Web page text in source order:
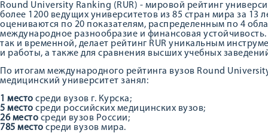
Round University Ranking (RUR) - мировой рейтинг
более 1200 ведущих университетов из 85 стран мира за 13
оцениваются по 20 показателям, распределенным по 4
международное разнообразие и финансовая
так и временной, делает рейтинг RUR уникальным
и работы, а также для сравнения высших учебных
По итогам международного рейтинга вузов Round
медицинский университет занял:
1 место среди вузов г. Курска;
5 место среди российских медицинских вузов;
26 место среди вузов России;
785 место среди вузов мира.